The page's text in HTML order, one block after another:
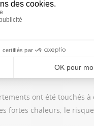
Ceuta en l’espace de
être les
ont été touchés
fortes chaleurs, le